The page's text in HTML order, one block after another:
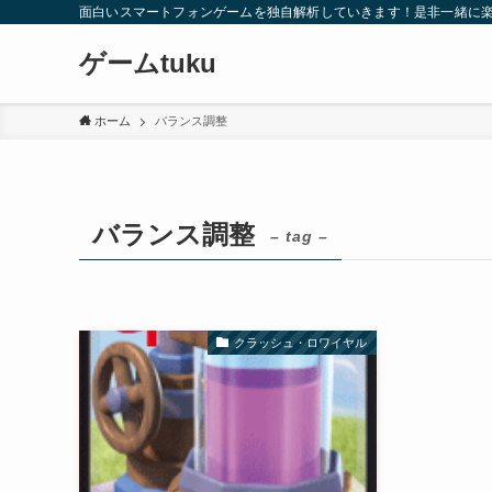
面白いスマートフォンゲームを独自解析していきます！是非一緒に
ゲームtuku
ホーム バランス調整
バランス調整 – tag –
クラッシュ・ロワイヤル